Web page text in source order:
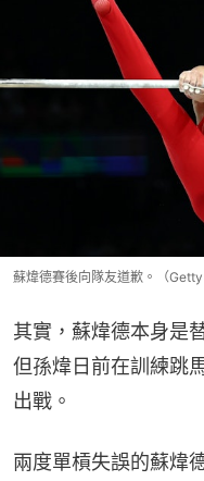
蘇煒德賽後向隊友道歉。（Getty
其實，蘇煒德本身是
但孫煒日前在訓練跳
出戰。
兩度單槓失誤的蘇煒